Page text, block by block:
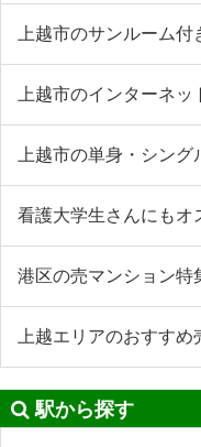
上越市のサンルーム付
上越市のインターネ
上越市の単身・シン
看護大学生さんにもオ
港区の売マンション特
上越エリアのおすすめ
駅から探す